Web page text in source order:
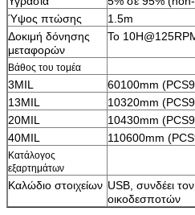
Ύψος πτώσης
1.5m
Δοκιμή δόνησης
μεταφορών
Το
Βάθος του τομέα
3MIL
60100mm
13MIL
10320mm
20MIL
10430mm
40MIL
110600mm
Κατάλογος
εξαρτημάτων
Καλώδιο στοιχείων USB, συνδέει
οικοδεσποτών